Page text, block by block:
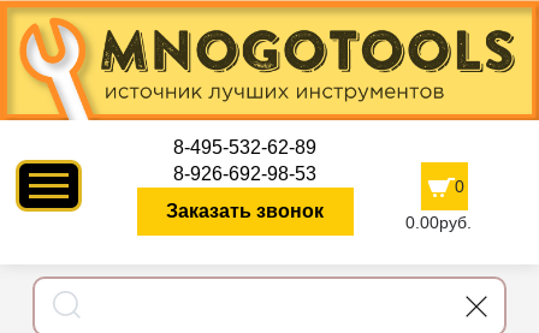
8-495-532-62-89
8-926-692-98-53
Заказать звонок
0
0.00руб.